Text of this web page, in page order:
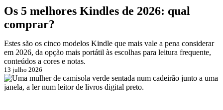
Os 5 melhores Kindles de 2026: qual
comprar?
Estes são os cinco modelos Kindle que mais vale a pena considerar
em 2026, da opção mais portátil às escolhas para leitura frequente,
conteúdos a cores e notas.
13 julho 2026